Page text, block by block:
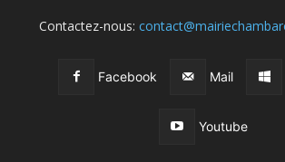
Contactez-nous:
Facebook Mail
Youtube